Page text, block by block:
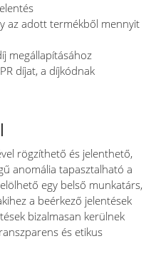
az adott termékből mennyit
megállapításához
díjat, a díjkódnak
rögzíthető és jelenthető,
anomália tapasztalható a
egy belső munkatárs,
a beérkező jelentések
bizalmasan kerülnek
és etikus